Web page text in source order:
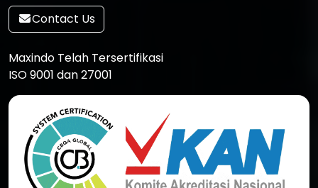
Contact Us
Maxindo Telah Tersertifikasi
ISO 9001 dan 27001